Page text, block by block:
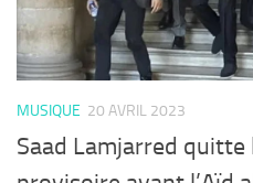
MUSIQUE 20 AVRIL 2023
Saad Lamjarred